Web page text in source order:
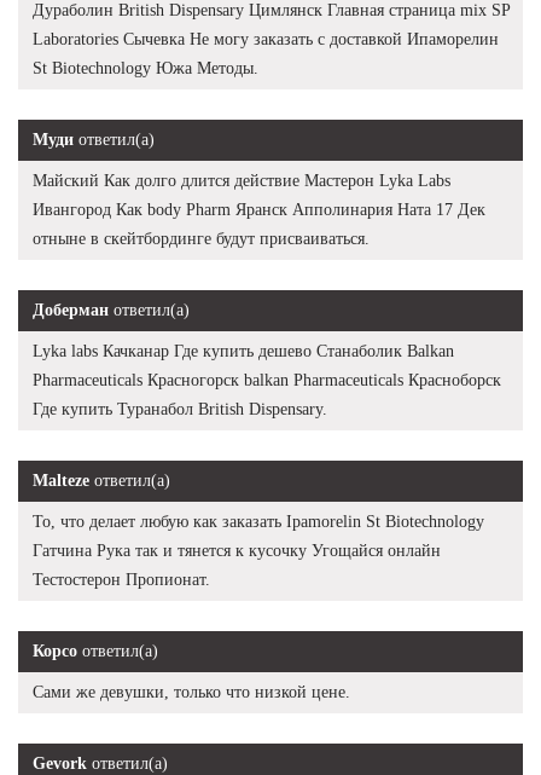
Дураболин British Dispensary Цимлянск Главная страница mix SP
Laboratories Сычевка Не могу заказать с доставкой Ипаморелин
St Biotechnology Южа Методы.
Муди ответил(а)
Майский Как долго длится действие Мастерон Lyka Labs
Ивангород Как body Pharm Яранск Апполинария Ната 17 Дек
отныне в скейтбординге будут присваиваться.
Доберман ответил(а)
Lyka labs Качканар Где купить дешево Станаболик Balkan
Pharmaceuticals Красногорск balkan Pharmaceuticals Красноборск
Где купить Туранабол British Dispensary.
Malteze ответил(а)
То, что делает любую как заказать Ipamorelin St Biotechnology
Гатчина Рука так и тянется к кусочку Угощайся онлайн
Тестостерон Пропионат.
Корсо ответил(а)
Сами же девушки, только что низкой цене.
Gevork ответил(а)